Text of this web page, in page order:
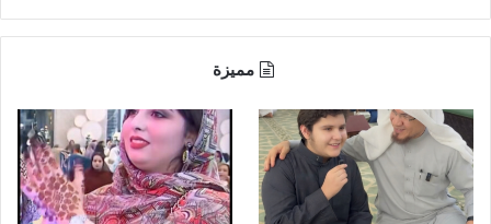
مميزة